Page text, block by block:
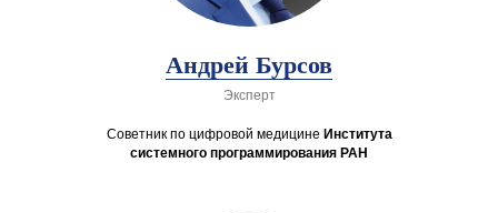
Андрей Бурсов
Эксперт
Советник по цифровой медицине Института
системного программирования РАН